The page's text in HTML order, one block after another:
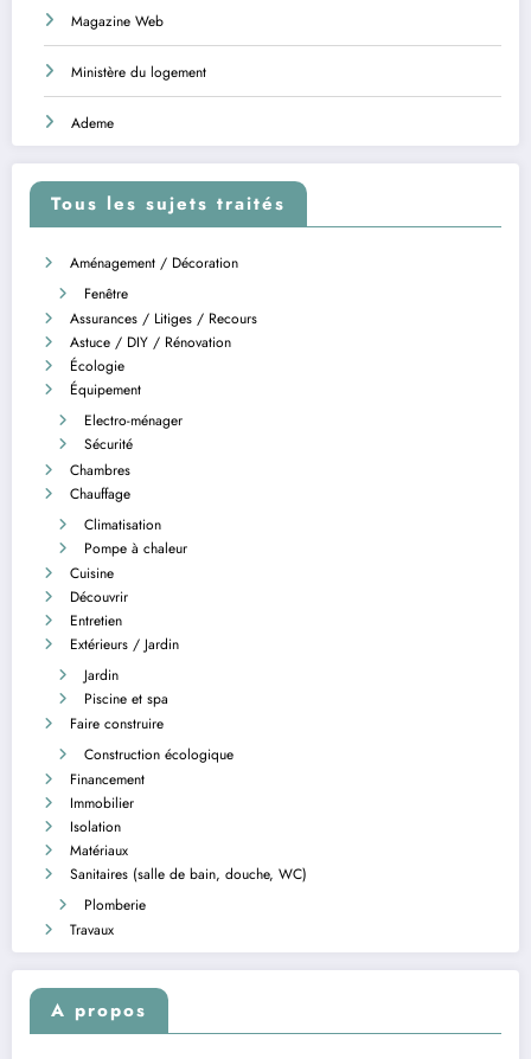
Magazine Web
Ministère du logement
Ademe
Tous les sujets traités
Aménagement / Décoration
Fenêtre
Assurances / Litiges / Recours
Astuce / DIY / Rénovation
Écologie
Équipement
Electro-ménager
Sécurité
Chambres
Chauffage
Climatisation
Pompe à chaleur
Cuisine
Découvrir
Entretien
Extérieurs / Jardin
Jardin
Piscine et spa
Faire construire
Construction écologique
Financement
Immobilier
Isolation
Matériaux
Sanitaires (salle de bain, douche, WC)
Plomberie
Travaux
A propos